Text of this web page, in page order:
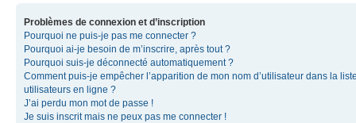
Problèmes de connexion et d’inscription
Pourquoi ne puis-je pas me connecter ?
Pourquoi ai-je besoin de m’inscrire, après tout ?
Pourquoi suis-je déconnecté automatiquement ?
Comment puis-je empêcher l’apparition de mon nom d’utilisateur dans la
utilisateurs en ligne ?
J’ai perdu mon mot de passe !
Je suis inscrit mais ne peux pas me connecter !